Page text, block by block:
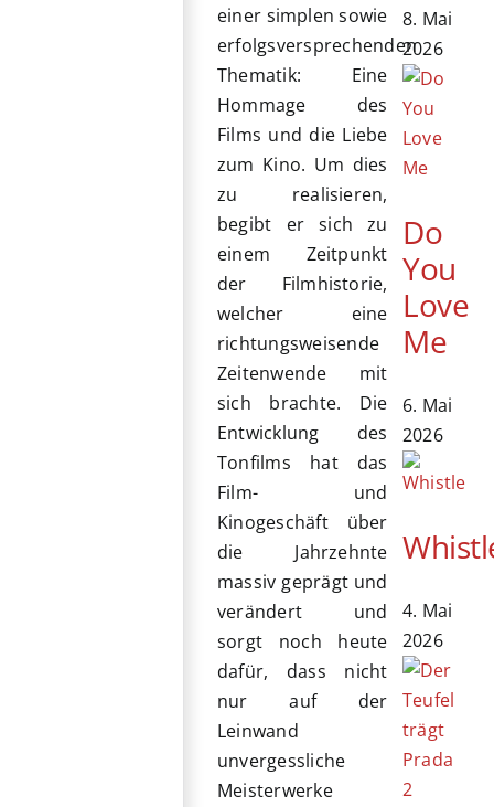
einer simplen sowie
erfolgsversprechenden
Thematik: Eine
Hommage des
Films und die Liebe
zum Kino. Um dies
zu realisieren,
begibt er sich zu
einem Zeitpunkt
der Filmhistorie,
welcher eine
richtungsweisende
Zeitenwende mit
sich brachte. Die
Entwicklung des
Tonfilms hat das
Film- und
Kinogeschäft über
die Jahrzehnte
massiv geprägt und
verändert und
sorgt noch heute
dafür, dass nicht
nur auf der
Leinwand
unvergessliche
Meisterwerke
8. Mai
2026
Do
You
Love
Me
6. Mai
2026
4. Mai
2026